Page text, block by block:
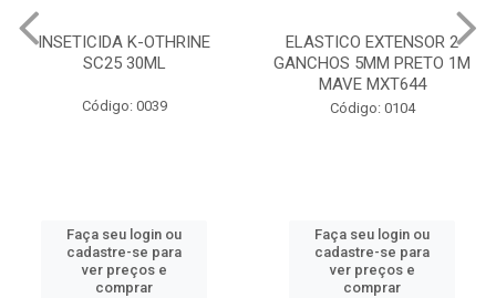
INSETICIDA K-OTHRINE
SC25 30ML
Código: 0039
Faça seu login ou
cadastre-se para
ver preços e
comprar
ELASTICO EXTENSOR 2
GANCHOS 5MM PRETO 1M
MAVE MXT644
Código: 0104
Faça seu login ou
cadastre-se para
ver preços e
comprar